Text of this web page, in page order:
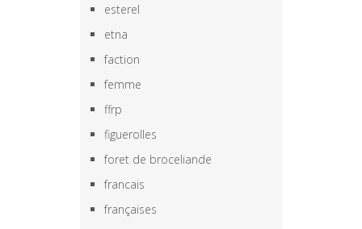
esterel
etna
faction
femme
ffrp
figuerolles
foret de broceliande
francais
françaises